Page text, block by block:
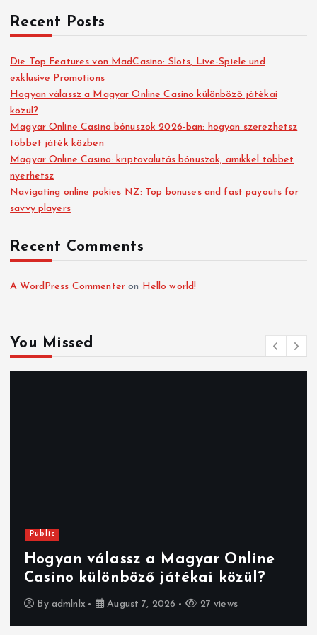
Recent Posts
Die Top Features von MadCasino: Slots, Live-Spiele und
exklusive Promotions
Hogyan válassz a Magyar Online Casino különböző játékai
közül?
Magyar Online Casino bónuszok 2026-ban: hogyan szerezhetsz
többet játék közben
Magyar Online Casino: kriptovalutás bónuszok, amikkel többet
nyerhetsz
Navigating online pokies NZ: Top bonuses and fast payouts for
savvy players
Recent Comments
A WordPress Commenter on Hello world!
You Missed
Public
Hogyan válassz a Magyar Online
Casino különböző játékai közül?
By admlnlx August 7, 2026 27 views